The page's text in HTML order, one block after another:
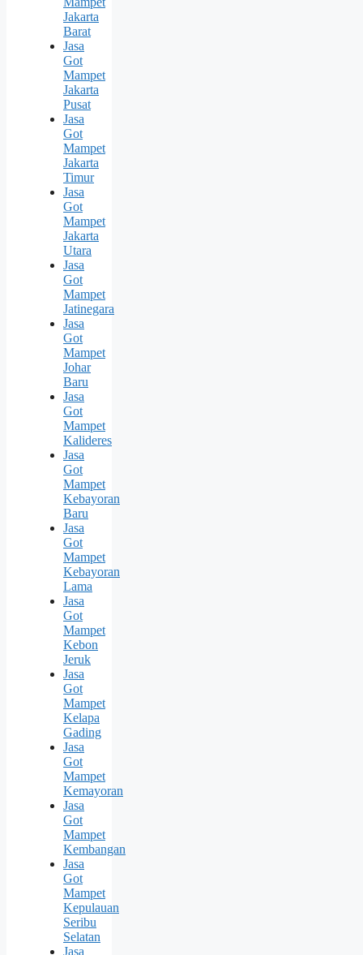
Jakarta
Barat
Jasa
Got
Mampet
Jakarta
Pusat
Jasa
Got
Mampet
Jakarta
Timur
Jasa
Got
Mampet
Jakarta
Utara
Jasa
Got
Mampet
Jatinegara
Jasa
Got
Mampet
Johar
Baru
Jasa
Got
Mampet
Kalideres
Jasa
Got
Mampet
Kebayoran
Baru
Jasa
Got
Mampet
Kebayoran
Lama
Jasa
Got
Mampet
Kebon
Jeruk
Jasa
Got
Mampet
Kelapa
Gading
Jasa
Got
Mampet
Kemayoran
Jasa
Got
Mampet
Kembangan
Jasa
Got
Mampet
Kepulauan
Seribu
Selatan
Jasa